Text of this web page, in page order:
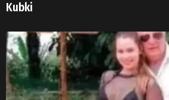
Kubki